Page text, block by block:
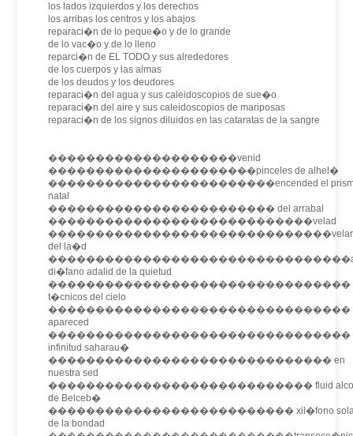
los lados izquierdos y los derechos
los arribas los centros y los abajos
reparaci�n de lo peque�o y de lo grande
de lo vac�o y de lo lleno
reparci�n de EL TODO y sus alrededores
de los cuerpos y las almas
de los deudos y los deudores
reparaci�n del agua y sus caleidoscopios de sue�o
reparaci�n del aire y sus caleidoscopios de mariposas
reparaci�n de los signos diluidos en las cataratas de la sangre
��������������������venid
����������������������pinceles de alhel�
������������������������encended el
natal
������������������������ del arrabal
����������������������������velad
del la�d
di�fano adalid de la quietud
��������������������������������
t�cnicos del cielo
��������������������������������
apareced
��������������������������������
infinitud saharau�
������������������������������ en
nuestra sed
���������������������������� fluid
de Belceb�
�������������������������� xil�fono
de la bondad